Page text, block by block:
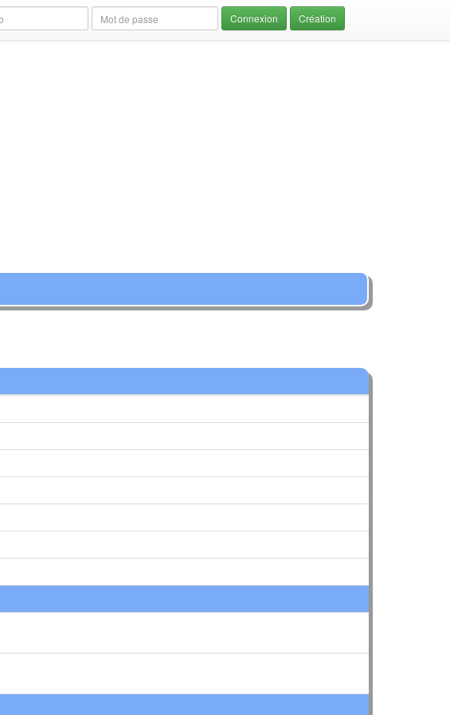
Création